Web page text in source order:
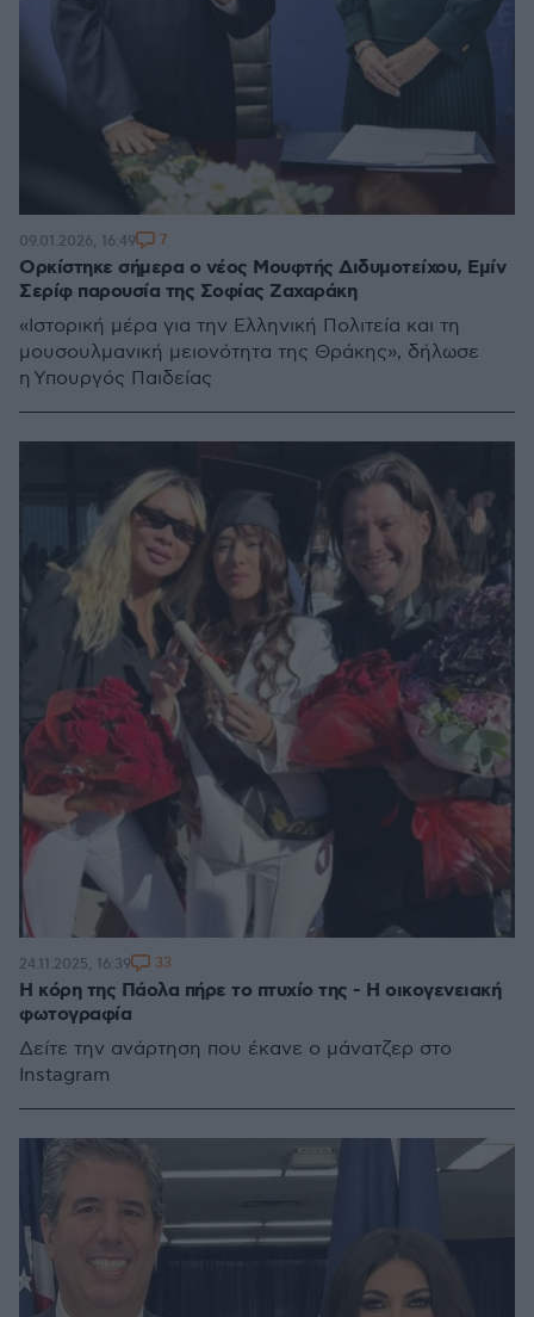
Ορκίστηκε σήμερα ο νέος Μουφτής Διδυμοτείχου, Εμίν
Σερίφ παρουσία της Σοφίας Ζαχαράκη
«Ιστορική μέρα για την Ελληνική Πολιτεία και τη
μουσουλμανική μειονότητα της Θράκης», δήλωσε
η Υπουργός Παιδείας
09.01.2026, 16:49 7
H κόρη της Πάολα πήρε το πτυχίο της - Η οικογενειακή
φωτογραφία
Δείτε την ανάρτηση που έκανε ο μάνατζερ στο
Instagram
24.11.2025, 16:39 33